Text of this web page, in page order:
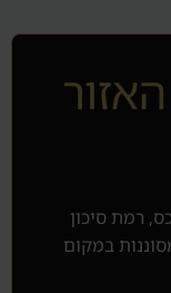
רמת סיכון
במקום